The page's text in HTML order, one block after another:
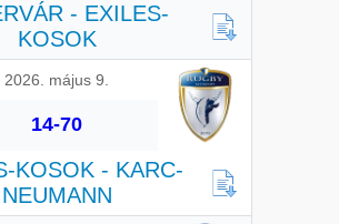
- EXILES-
KOSOK
2026. május 9.
14-70
KOSOK - KARC-
NEUMANN